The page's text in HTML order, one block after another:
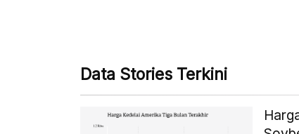
Data Stories Terkini